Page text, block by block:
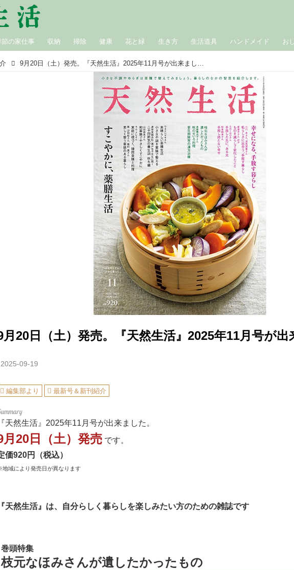
節の家仕事 収納 掃除 健康 花と緑 生き方 生活道具 ハンドメイド お
9月20日（土）発売。『天然生活』2025年11月号が出来ました。
月20日（土）発売。『天然生活』2025年11月号が出
2025-09-19
編集部より 最新号＆新刊紹介
『天然生活』2025年11月号が出来ました。
月20日（土）発売 です。
価920円（税込）
域により発売日が異なります
『天然生活』は、自分らしく暮らしを楽しみたい方のための雑誌です
巻頭特集
枝元なほみさんが遺したかったもの